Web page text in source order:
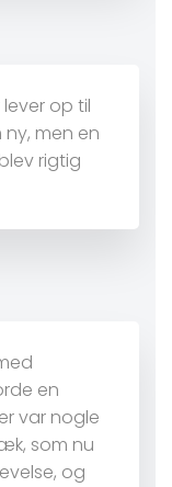
op til
ny, men en
rigtig
en
var nogle
som nu
og